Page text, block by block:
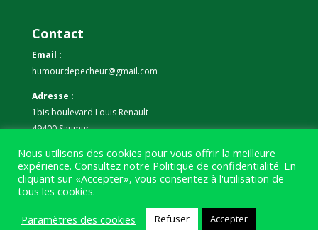
Contact
Email :
humourdepecheur@gmail.com
Adresse :
1bis boulevard Louis Renault
49400 Saumur
Téléphone :
07 59 61 06 63
Nous utilisons des cookies pour vous offrir la meilleure
expérience. Consultez notre Politique de confidentialité. En
cliquant sur «Accepter», vous consentez à l'utilisation de
tous les cookies.
Paramètres des cookies
Refuser Accepter